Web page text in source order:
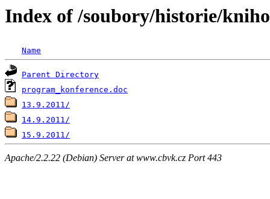
Index of /soubory/historie/
Name
Parent Directory
program_konference.doc
13.9.2011/
14.9.2011/
15.9.2011/
Apache/2.2.22 (Debian) Server at www.cbvk.cz Port 443